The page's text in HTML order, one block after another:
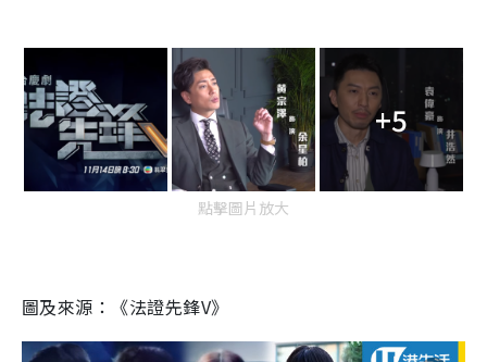
+5
點擊圖片放大
圖及來源：《法證先鋒V》